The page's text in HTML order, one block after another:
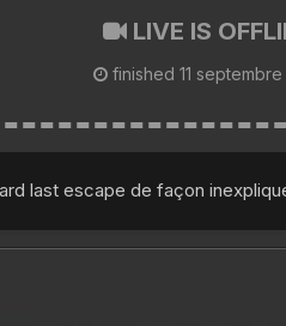
LIVE IS
finished 11 septembre
last escape de façon